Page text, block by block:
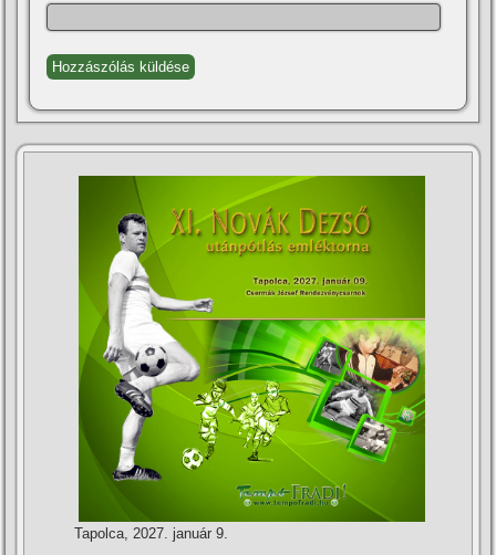
Tapolca, 2027. január 9.